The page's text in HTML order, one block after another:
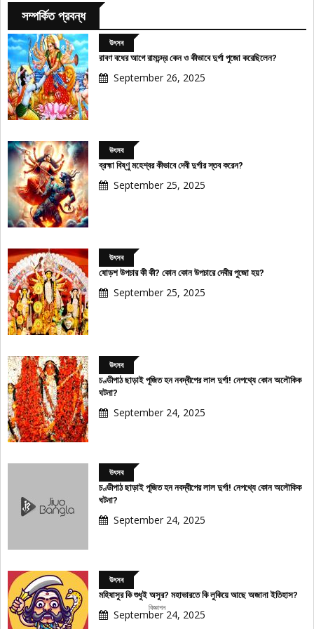
সম্পর্কিত প্রবন্ধ
উৎসব
রাবণ বধের আগে রামচন্দ্র কেন ও কীভাবে দুর্গা পুজো করেছিলেন?
September 26, 2025
উৎসব
ব্রহ্মা বিষ্ণু মহেশ্বর কীভাবে দেবী দুর্গার স্তব করেন?
September 25, 2025
উৎসব
ষোড়শ উপচার কী কী? কোন কোন উপচারে দেবীর পুজো হয়?
September 25, 2025
উৎসব
চণ্ডীপাঠ ছাড়াই পূজিত হন নবদ্বীপের লাল দুর্গা! নেপথ্যে কোন অলৌকিক
ঘটনা?
September 24, 2025
উৎসব
চণ্ডীপাঠ ছাড়াই পূজিত হন নবদ্বীপের লাল দুর্গা! নেপথ্যে কোন অলৌকিক
ঘটনা?
September 24, 2025
উৎসব
মহিষাসুর কি শুধুই অসুর? মহাভারতে কি লুকিয়ে আছে অজানা ইতিহাস?
September 24, 2025
বিজ্ঞাপন